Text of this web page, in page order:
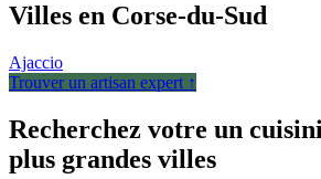
Villes en Corse-du-Sud
Ajaccio
Trouver un artisan expert ↑
Recherchez votre un
plus grandes villes